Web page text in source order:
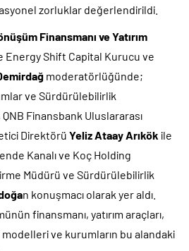
zorluklar değerlendirildi.
Finansmanı ve Yatırım
Energy Shift Capital Kurucu ve
moderatörlüğünde;
ve Sürdürülebilirlik
QNB Finansbank Uluslararası
Direktörü Yeliz Ataay Arıkök ile
Kanalı ve Koç Holding
Müdürü ve Sürdürülebilirlik
n konuşmacı olarak yer aldı.
finansmanı, yatırım araçları,
ve kurumların bu alandaki